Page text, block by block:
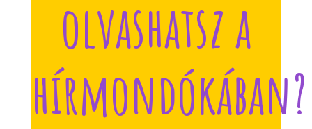
olvashatsz a
hírmondókában?